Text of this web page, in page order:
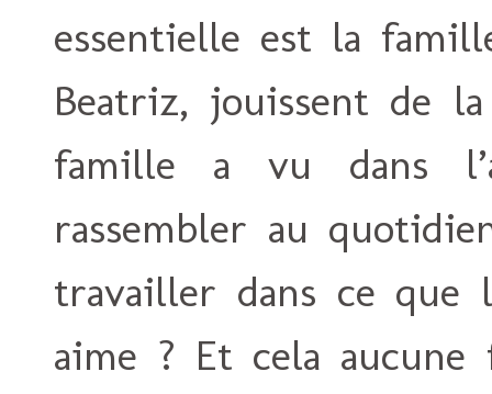
essentielle est la
Beatriz, jouissent de
famille a vu dans
rassembler au
travailler dans ce que
aime ? Et cela